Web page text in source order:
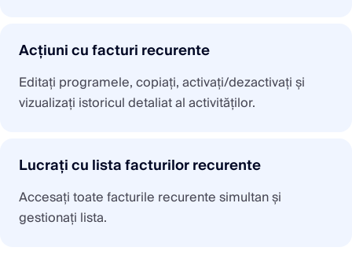
Acțiuni cu facturi recurente
Editați programele, copiați, activați/dezactivați și
vizualizați istoricul detaliat al activităților.
Lucrați cu lista facturilor recurente
Accesați toate facturile recurente simultan și
gestionați lista.